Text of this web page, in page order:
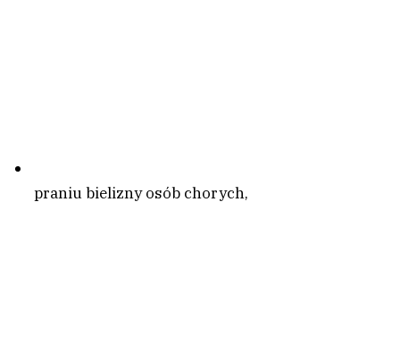
praniu bielizny osób chorych,